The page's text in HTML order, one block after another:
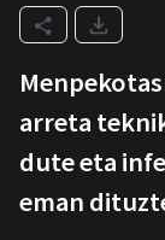
arreta
dute eta
eman